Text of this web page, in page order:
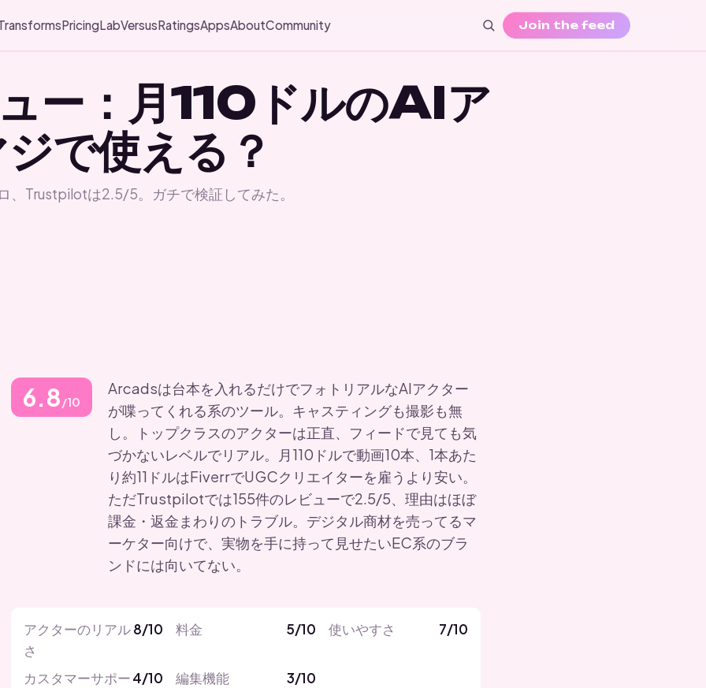
：月110ドルのAIア
で使える？
Trustpilotは2.5/5。ガチで検証してみた。
6.8/10
Arcadsは台本を入れるだけでフォトリアルなAIアクター
が喋ってくれる系のツール。キャスティングも撮影も無
し。トップクラスのアクターは正直、フィードで見ても気
づかないレベルでリアル。月110ドルで動画10本、1本あた
り約11ドルはFiverrでUGCクリエイターを雇うより安い。
ただTrustpilotでは155件のレビューで2.5/5、理由はほぼ
課金・返金まわりのトラブル。デジタル商材を売ってるマ
ーケター向けで、実物を手に持って見せたいEC系のブラ
ンドには向いてない。
アクターのリアル
さ
8/10 料金 5/10 使いやすさ 7/10
カスタマーサポー4/10 編集機能 3/10
PricingLabVersusRatingsAppsAboutCommunity Join the feed